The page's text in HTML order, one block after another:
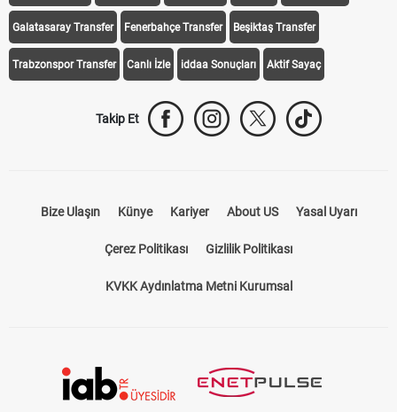
Galatasaray Transfer Fenerbahçe Transfer Beşiktaş Transfer
Trabzonspor Transfer Canlı İzle iddaa Sonuçları Aktif Sayaç
Takip Et
Bize Ulaşın Künye Kariyer About US Yasal Uyarı
Çerez Politikası Gizlilik Politikası
KVKK Aydınlatma Metni Kurumsal